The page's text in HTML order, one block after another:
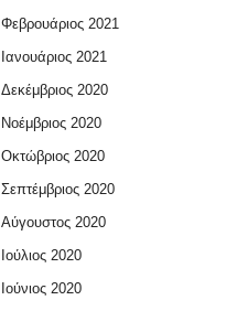
Φεβρουάριος 2021
Ιανουάριος 2021
Δεκέμβριος 2020
Νοέμβριος 2020
Οκτώβριος 2020
Σεπτέμβριος 2020
Αύγουστος 2020
Ιούλιος 2020
Ιούνιος 2020